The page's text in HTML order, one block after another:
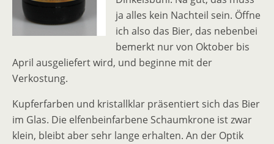
ja alles kein Nachteil sein. Öffne
ich also das Bier, das nebenbei
bemerkt nur von Oktober bis
April ausgeliefert wird, und beginne mit der
Verkostung.
Kupferfarben und kristallklar präsentiert sich das Bier
im Glas. Die elfenbeinfarbene Schaumkrone ist zwar
klein, bleibt aber sehr lange erhalten. An der Optik